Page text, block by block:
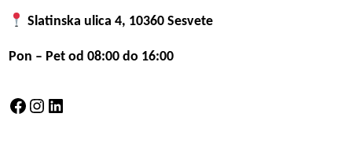
Slatinska ulica 4, 10360 Sesvete
Pon – Pet od 08:00 do 16:00
Facebook Instagram LinkedIn